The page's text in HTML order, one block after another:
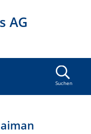
AG
Suchen